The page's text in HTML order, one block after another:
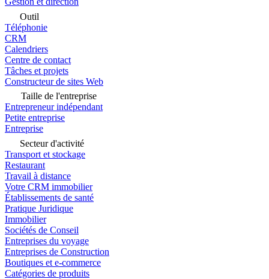
Outil
Téléphonie
CRM
Calendriers
Centre de contact
Tâches et projets
Constructeur de sites Web
Taille de l'entreprise
Entrepreneur indépendant
Petite entreprise
Entreprise
Secteur d'activité
Transport et stockage
Restaurant
Travail à distance
Votre CRM immobilier
Établissements de santé
Pratique Juridique
Immobilier
Sociétés de Conseil
Entreprises du voyage
Entreprises de Construction
Boutiques et e-commerce
Catégories de produits